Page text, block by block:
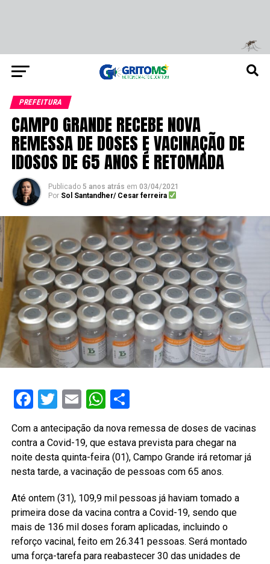
PREFEITURA
CAMPO GRANDE RECEBE NOVA
REMESSA DE DOSES E VACINAÇÃO DE
IDOSOS DE 65 ANOS É RETOMADA
Publicado 5 anos atrás em 03/04/2021
Por Sol Santandher/ Cesar ferreira
Facebook
Twitter
EmailWhatsApp
Share
Com a antecipação da nova remessa de doses de vacinas
contra a Covid-19, que estava prevista para chegar na
noite desta quinta-feira (01), Campo Grande irá retomar já
nesta tarde, a vacinação de pessoas com 65 anos.
Até ontem (31), 109,9 mil pessoas já haviam tomado a
primeira dose da vacina contra a Covid-19, sendo que
mais de 136 mil doses foram aplicadas, incluindo o
reforço vacinal, feito em 26.341 pessoas. Será montado
uma força-tarefa para reabastecer 30 das unidades de